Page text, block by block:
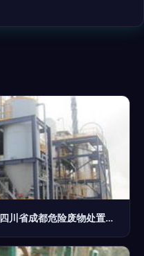
16个经典危废处置项目出炉 请为四川省成都危险废物处置中心投出宝贵一票